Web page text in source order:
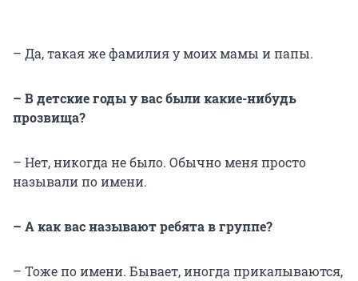
– Да, такая же фамилия у моих мамы и папы.
– В детские годы у вас были какие-нибудь
прозвища?
– Нет, никогда не было. Обычно меня просто
называли по имени.
– А как вас называют ребята в группе?
– Тоже по имени. Бывает, иногда прикалываются,